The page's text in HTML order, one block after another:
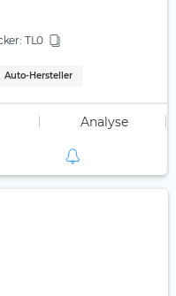
TL0
Auto-Hersteller
Analyse